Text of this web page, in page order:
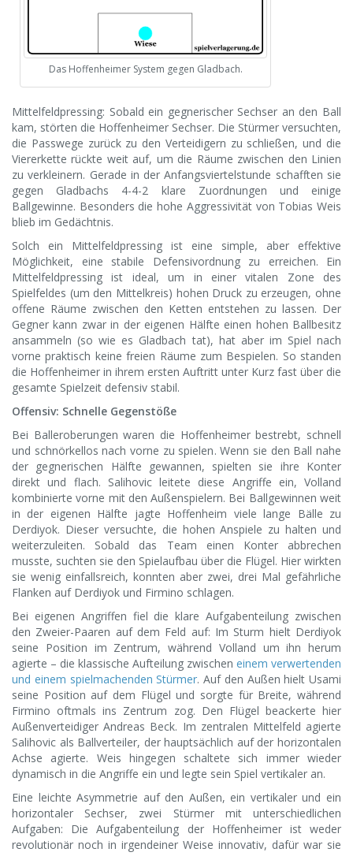
Das Hoffenheimer System gegen Gladbach.
Mittelfeldpressing: Sobald ein gegnerischer Sechser an den Ball
kam, störten die Hoffenheimer Sechser. Die Stürmer versuchten,
die Passwege zurück zu den Verteidigern zu schließen, und die
Viererkette rückte weit auf, um die Räume zwischen den Linien
zu verkleinern. Gerade in der Anfangsviertelstunde schafften sie
gegen Gladbachs 4-4-2 klare Zuordnungen und einige
Ballgewinne. Besonders die hohe Aggressivität von Tobias Weis
blieb im Gedächtnis.
Solch ein Mittelfeldpressing ist eine simple, aber effektive
Möglichkeit, eine stabile Defensivordnung zu erreichen. Ein
Mittelfeldpressing ist ideal, um in einer vitalen Zone des
Spielfeldes (um den Mittelkreis) hohen Druck zu erzeugen, ohne
offene Räume zwischen den Ketten entstehen zu lassen. Der
Gegner kann zwar in der eigenen Hälfte einen hohen Ballbesitz
ansammeln (so wie es Gladbach tat), hat aber im Spiel nach
vorne praktisch keine freien Räume zum Bespielen. So standen
die Hoffenheimer in ihrem ersten Auftritt unter Kurz fast über die
gesamte Spielzeit defensiv stabil.
Offensiv: Schnelle Gegenstöße
Bei Balleroberungen waren die Hoffenheimer bestrebt, schnell
und schnörkellos nach vorne zu spielen. Wenn sie den Ball nahe
der gegnerischen Hälfte gewannen, spielten sie ihre Konter
direkt und flach. Salihovic leitete diese Angriffe ein, Volland
kombinierte vorne mit den Außenspielern. Bei Ballgewinnen weit
in der eigenen Hälfte jagte Hoffenheim viele lange Bälle zu
Derdiyok. Dieser versuchte, die hohen Anspiele zu halten und
weiterzuleiten. Sobald das Team einen Konter abbrechen
musste, suchten sie den Spielaufbau über die Flügel. Hier wirkten
sie wenig einfallsreich, konnten aber zwei, drei Mal gefährliche
Flanken auf Derdiyok und Firmino schlagen.
Bei eigenen Angriffen fiel die klare Aufgabenteilung zwischen
den Zweier-Paaren auf dem Feld auf: Im Sturm hielt Derdiyok
seine Position im Zentrum, während Volland um ihn herum
agierte – die klassische Aufteilung zwischen einem verwertenden
und einem spielmachenden Stürmer. Auf den Außen hielt Usami
seine Position auf dem Flügel und sorgte für Breite, während
Firmino oftmals ins Zentrum zog. Den Flügel beackerte hier
Außenverteidiger Andreas Beck. Im zentralen Mittelfeld agierte
Salihovic als Ballverteiler, der hauptsächlich auf der horizontalen
Achse agierte. Weis hingegen schaltete sich immer wieder
dynamisch in die Angriffe ein und legte sein Spiel vertikaler an.
Eine leichte Asymmetrie auf den Außen, ein vertikaler und ein
horizontaler Sechser, zwei Stürmer mit unterschiedlichen
Aufgaben: Die Aufgabenteilung der Hoffenheimer ist weder
revolutionär noch in irgendeiner Weise innovativ, dafür war sie